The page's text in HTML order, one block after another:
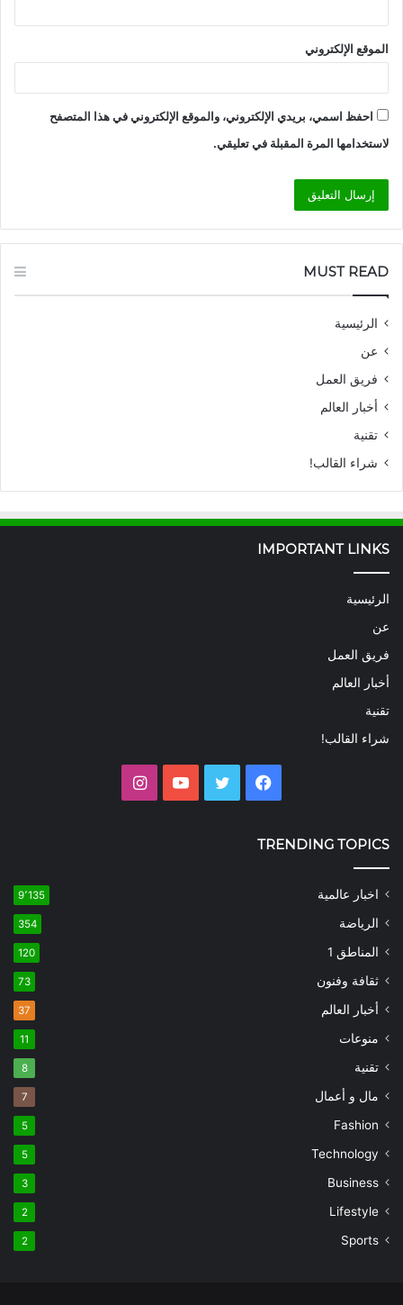
الموقع الإلكتروني
احفظ اسمي، بريدي الإلكتروني، والموقع الإلكتروني في هذا المتصفح
لاستخدامها المرة المقبلة في تعليقي.
MUST READ
الرئيسية
عن
فريق العمل
أخبار العالم
تقنية
شراء القالب!
IMPORTANT LINKS
الرئيسية
عن
فريق العمل
أخبار العالم
تقنية
شراء القالب!
فيسبوك تويتر يوتيوب
TRENDING TOPICS
اخبار عالمية 9٬135
الرياضة 354
المناطق 1 120
ثقافة وفنون 73
أخبار العالم 37
منوعات 11
تقنية 8
مال و أعمال 7
Fashion
5
Technology
5
Business
3
Lifestyle
2
Sports
2